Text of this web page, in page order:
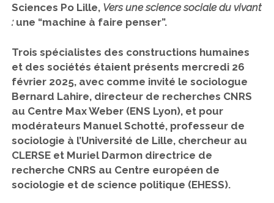
Sciences Po Lille, Vers une science sociale du vivant
: une “machine à faire penser”.
Trois spécialistes des constructions humaines
et des sociétés étaient présents mercredi 26
février 2025, avec comme invité le sociologue
Bernard Lahire, directeur de recherches CNRS
au Centre Max Weber (ENS Lyon), et pour
modérateurs Manuel Schotté, professeur de
sociologie à l’Université de Lille, chercheur au
CLERSE et Muriel Darmon directrice de
recherche CNRS au Centre européen de
sociologie et de science politique (EHESS).